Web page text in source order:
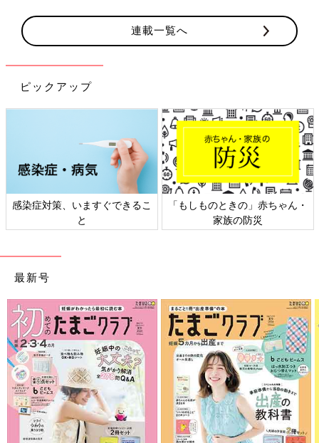
連載一覧へ
ピックアップ
感染症対策、いますぐできるこ
と
「もしものときの」赤ちゃん・
家族の防災
最新号